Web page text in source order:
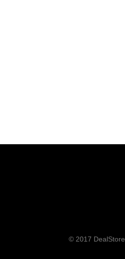
© 2017 DealStore